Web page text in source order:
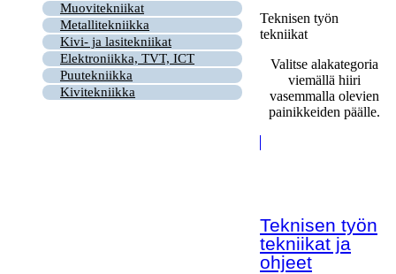
Muovitekniikat
Metallitekniikka
Kivi- ja lasitekniikat
Elektroniikka, TVT, ICT
Puutekniikka
Kivitekniikka
Teknisen työn
tekniikat
Valitse alakategoria
viemällä hiiri
vasemmalla olevien
painikkeiden päälle.
Teknisen työn
tekniikat ja
ohjeet